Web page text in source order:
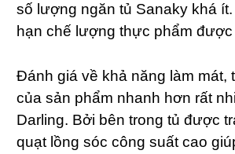
số lượng ngăn tủ Sanaky khá
hạn chế lượng thực phẩm
Đánh giá về khả năng làm mát,
của sản phẩm nhanh hơn rất
Darling. Bởi bên trong tủ được
quạt lồng sóc công suất cao